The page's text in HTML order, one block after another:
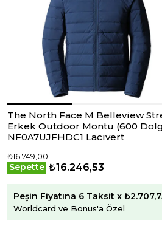
The North Face M Belleview
Erkek Outdoor Montu (600
NF0A7UJFHDC1 Lacivert
₺16.749,00
Sepette ₺16.246,53
Peşin Fiyatına 6 Taksit x
Worldcard ve Bonus'a Özel